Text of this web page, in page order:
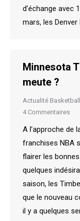
d’échange avec
mars, les
Minnesota
meute ?
Actualité Basketball
4 Commentaires
A l’approche de
franchises NBA
flairer les
quelques
saison, les
que le nouveau
il y a quelques